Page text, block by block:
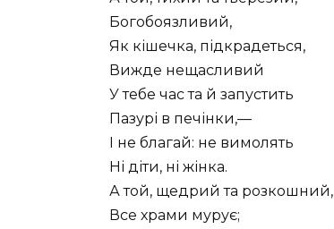
Богобоязливий,
Як кішечка, підкрадеться,
Вижде нещасливий
У тебе час та й запустить
Пазурі в печінки,—
І не благай: не вимолять
Ні діти, ні жінка.
А той, щедрий та розкошний,
Все храми мурує;